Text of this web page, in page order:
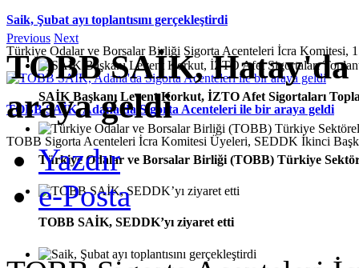
Saik, Şubat ayı toplantısını gerçekleştirdi
Türkiye Odalar ve Borsalar Birliği Sigorta Acenteleri İcra Komitesi,
TOBB SAİK, Adana'da Sigorta Acenteleri ile bir araya geldi
TOBB Sigorta Acenteleri İcra Komitesi Üyeleri, SEDDK İkinci
Previous Next
SAİK Başkanı Levent Korkut, İZTO Afet Sigortaları
Türkiye Odalar ve Borsalar Birliği (TOBB) Türkiye
TOBB SAİK, SEDDK’yı ziyaret etti
TOBB SAİK,
araya geldi
Yazdır
e-Posta